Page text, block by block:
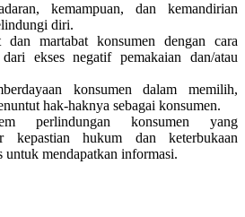
kemampuan, dan kemandirian
diri.
dan martabat konsumen dengan cara
ekses negatif pemakaian dan/atau
konsumen dalam memilih,
hak-haknya sebagai konsumen.
perlindungan konsumen yang
kepastian hukum dan keterbukaan
untuk mendapatkan informasi.